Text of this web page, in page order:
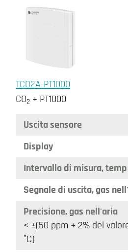
TCO2A-PT1000
CO2 + PT1000
Uscita sensore
Display
Intervallo di misura, temp
Segnale di uscita, gas
Precisione, gas nell'aria
< ±(50 ppm + 2% del
°C)